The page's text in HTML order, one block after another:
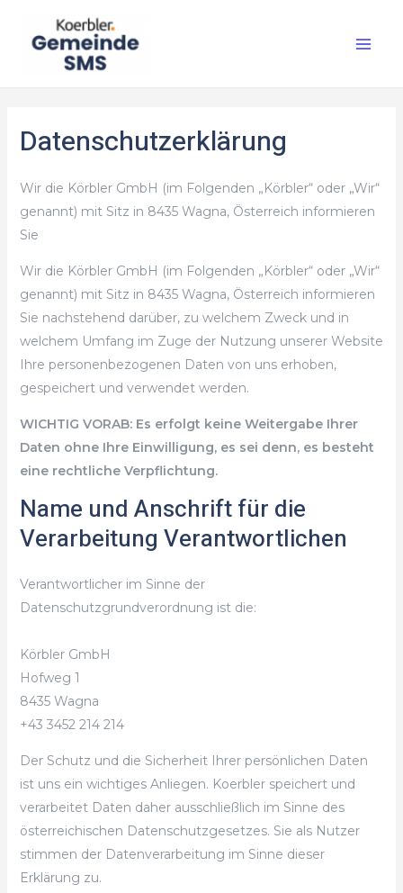
Datenschutzerklärung
Wir die Körbler GmbH (im Folgenden „Körbler“ oder „Wir“
genannt) mit Sitz in 8435 Wagna, Österreich informieren
Sie
Wir die Körbler GmbH (im Folgenden „Körbler“ oder „Wir“
genannt) mit Sitz in 8435 Wagna, Österreich informieren
Sie nachstehend darüber, zu welchem Zweck und in
welchem Umfang im Zuge der Nutzung unserer Website
Ihre personenbezogenen Daten von uns erhoben,
gespeichert und verwendet werden.
WICHTIG VORAB: Es erfolgt keine Weitergabe Ihrer
Daten ohne Ihre Einwilligung, es sei denn, es besteht
eine rechtliche Verpflichtung.
Name und Anschrift für die
Verarbeitung Verantwortlichen
Verantwortlicher im Sinne der
Datenschutzgrundverordnung ist die:
Körbler GmbH
Hofweg 1
8435 Wagna
+43 3452 214 214
Der Schutz und die Sicherheit Ihrer persönlichen Daten
ist uns ein wichtiges Anliegen. Koerbler speichert und
verarbeitet Daten daher ausschließlich im Sinne des
österreichischen Datenschutzgesetzes. Sie als Nutzer
stimmen der Datenverarbeitung im Sinne dieser
Erklärung zu.